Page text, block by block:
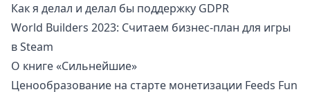
Как я делал и делал бы поддержку GDPR
World Builders 2023: Считаем бизнес-план для игры
в Steam
О книге «Сильнейшие»
Ценообразование на старте монетизации Feeds Fun